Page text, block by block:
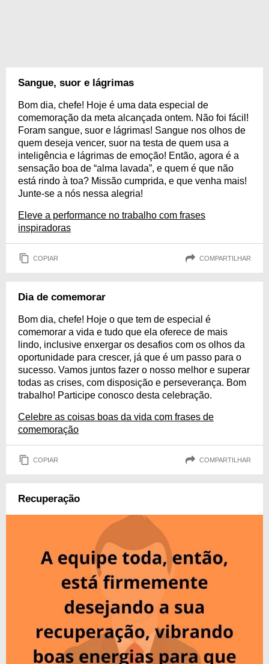
Sangue, suor e lágrimas
Bom dia, chefe! Hoje é uma data especial de
comemoração da meta alcançada ontem. Não foi fácil!
Foram sangue, suor e lágrimas! Sangue nos olhos de
quem deseja vencer, suor na testa de quem usa a
inteligência e lágrimas de emoção! Então, agora é a
sensação boa de “alma lavada”, e quem é que não
está rindo à toa? Missão cumprida, e que venha mais!
Junte-se a nós nessa alegria!
Eleve a performance no trabalho com frases
inspiradoras
COPIAR COMPARTILHAR
Dia de comemorar
Bom dia, chefe! Hoje o que tem de especial é
comemorar a vida e tudo que ela oferece de mais
lindo, inclusive enxergar os desafios com os olhos da
oportunidade para crescer, já que é um passo para o
sucesso. Vamos juntos fazer o nosso melhor e superar
todas as crises, com disposição e perseverança. Bom
trabalho! Participe conosco desta celebração.
Celebre as coisas boas da vida com frases de
comemoração
COPIAR COMPARTILHAR
Recuperação